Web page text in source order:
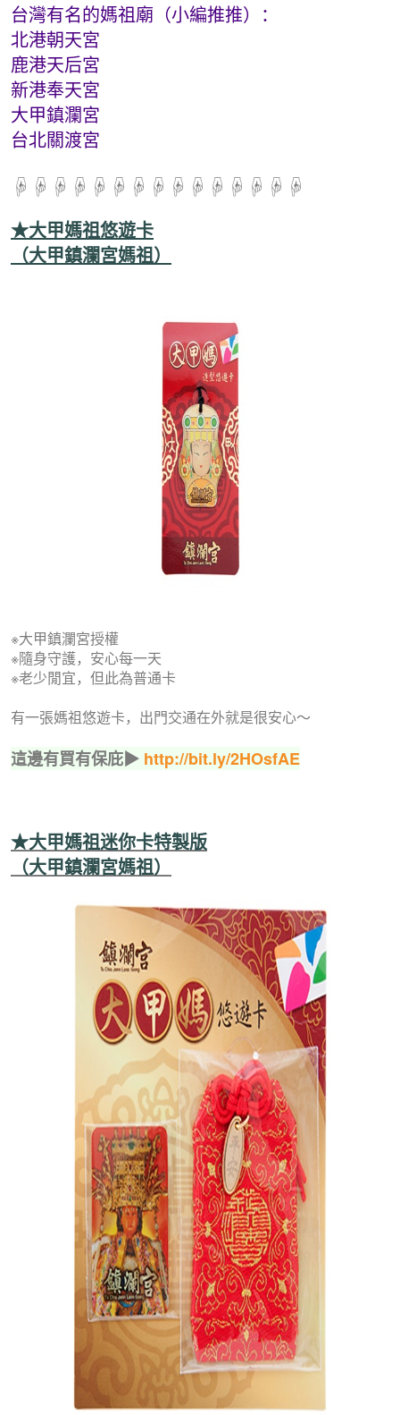
台灣有名的媽祖廟（小編推推）：
北港朝天宮
鹿港天后宮
新港奉天宮
大甲鎮瀾宮
台北關渡宮
☟☟☟☟☟☟☟☟☟☟☟☟☟☟☟
★大甲媽祖悠遊卡
（大甲鎮瀾宮媽祖）
※大甲鎮瀾宮授權
※隨身守護，安心每一天
※老少閒宜，但此為普通卡
有一張媽祖悠遊卡，出門交通在外就是很安心～
這邊有買有保庇▶ http://bit.ly/2HOsfAE
★大甲媽祖迷你卡特製版
（大甲鎮瀾宮媽祖）